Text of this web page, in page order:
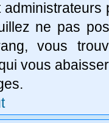
ne pas
vous
vous